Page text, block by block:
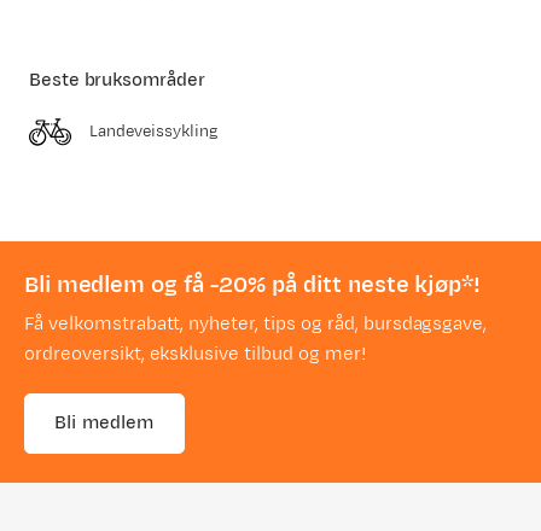
Beste bruksområder
Landeveissykling
Bli medlem og få -20% på ditt neste kjøp*!
Få velkomstrabatt, nyheter, tips og råd, bursdagsgave,
ordreoversikt, eksklusive tilbud og mer!
Bli medlem